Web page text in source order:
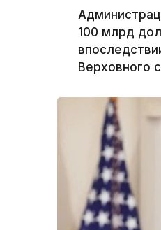
100 млрд
Верховного